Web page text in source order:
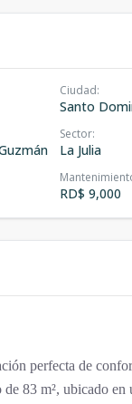
Ciudad:
Santo
Sector:
La Julia
RD$ 9,000
perfecta de
de 83 m², ubicado en